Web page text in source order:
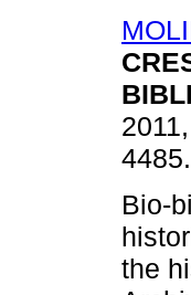
4485.
Bio-
the